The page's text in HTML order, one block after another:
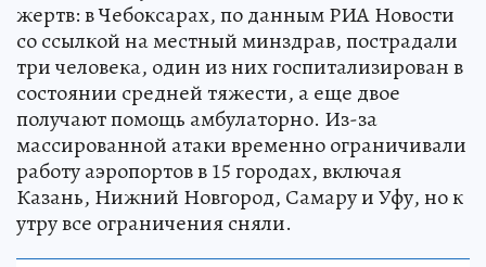
жертв: в Чебоксарах, по данным РИА Новости
со ссылкой на местный минздрав, пострадали
три человека, один из них госпитализирован в
состоянии средней тяжести, а еще двое
получают помощь амбулаторно. Из-за
массированной атаки временно ограничивали
работу аэропортов в 15 городах, включая
Казань, Нижний Новгород, Самару и Уфу, но к
утру все ограничения сняли.